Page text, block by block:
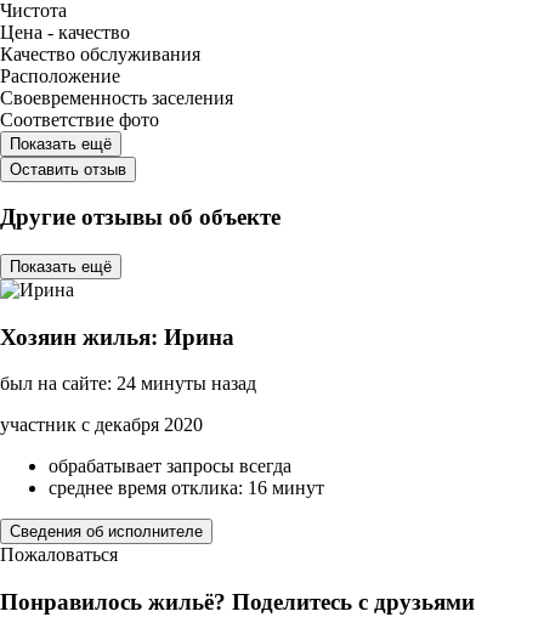
Чистота
Цена - качество
Качество обслуживания
Расположение
Своевременность заселения
Соответствие фото
Показать ещё
Оставить отзыв
Другие отзывы об объекте
Показать ещё
Хозяин жилья: Ирина
был на сайте: 24 минуты назад
участник с декабря 2020
обрабатывает запросы всегда
среднее время отклика: 16 минут
Сведения об исполнителе
Пожаловаться
Понравилось жильё? Поделитесь с друзьями